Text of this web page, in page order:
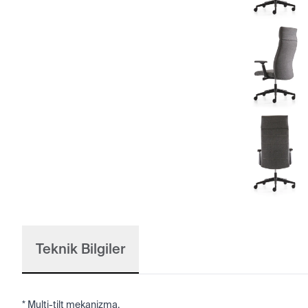
Teknik Bilgiler
* Multi-tilt mekanizma.